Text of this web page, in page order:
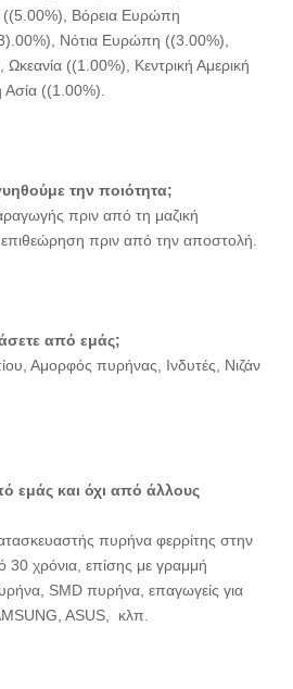
((5.00%), Βόρεια Ευρώπη
Νότια Ευρώπη ((3.00%),
((1.00%), Κεντρική Αμερική
Ασία ((1.00%).
την ποιότητα;
πριν από τη μαζική
πριν από την αποστολή.
από εμάς;
Αμορφός πυρήνας, Ινδυτές, Νιζάν
εμάς και όχι από άλλους
πυρήνα φερρίτης στην
30 χρόνια, επίσης με γραμμή
SMD πυρήνα, επαγωγείς για
ASUS,  κλπ.